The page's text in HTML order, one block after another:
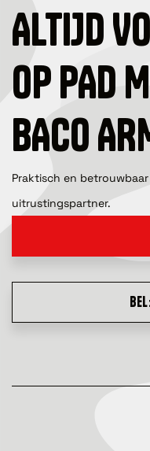
ALTIJD
OP PAD
BACO
Praktisch en
uitrustingspartner.